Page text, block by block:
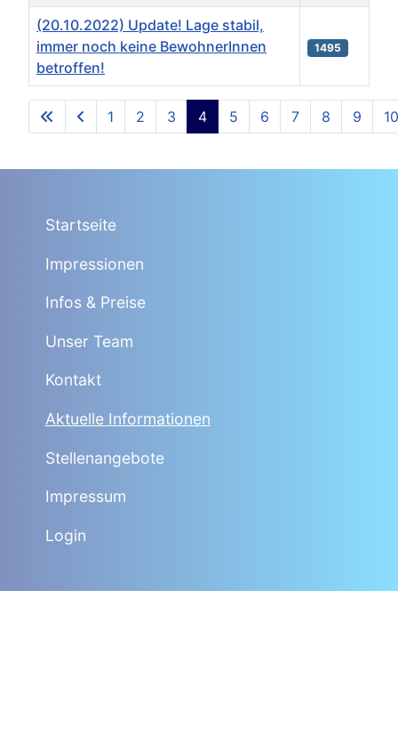
Beiträge
(20.10.2022) Update! Lage stabil,
immer noch keine BewohnerInnen
betroffen!
1495
Seite 4 von 16
1 2 3 4 5 6 7 8 9 10
Startseite
Impressionen
Infos & Preise
Unser Team
Kontakt
Aktuelle Informationen
Stellenangebote
Impressum
Login